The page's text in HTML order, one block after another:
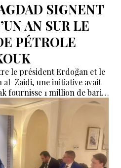
SIGNENT
AN SUR LE
PÉTROLE
le président Erdoğan et le
Zaidi, une initiative avait
fournisse 1 million de barils
aux raffineries turques.